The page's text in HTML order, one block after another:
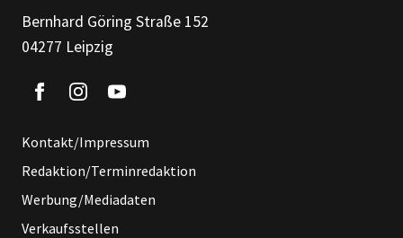
Bernhard Göring Straße 152
04277 Leipzig
Kontakt/Impressum
Redaktion/Terminredaktion
Werbung/Mediadaten
Verkaufsstellen